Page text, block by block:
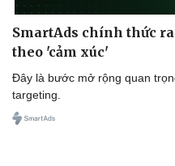
SmartAds chính thức
theo 'cảm xúc'
Đây là bước mở rộng quan
targeting.